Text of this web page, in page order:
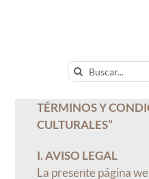
Buscar:
TÉRMINOS Y
CULTURALES”
I. AVISO LEGAL
La presente página